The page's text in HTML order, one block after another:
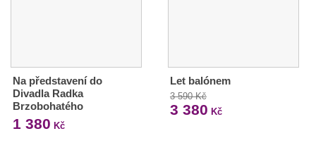
Na představení do
Divadla Radka
Brzobohatého
1 380 Kč
Let balónem
3 590 Kč
3 380 Kč